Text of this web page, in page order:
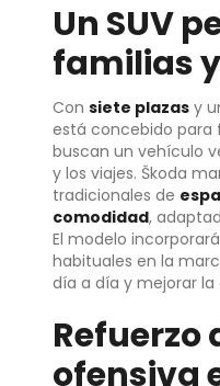
Un SUV
familias
Con siete plazas y
está concebido para
buscan un vehículo
y los viajes. Škoda
tradicionales de
comodidad,
El modelo
habituales en la
día a día y mejorar la
Refuerzo
ofensiva